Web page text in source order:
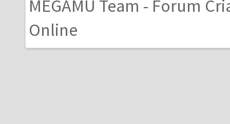
MEGAMU Team - Forum
Online